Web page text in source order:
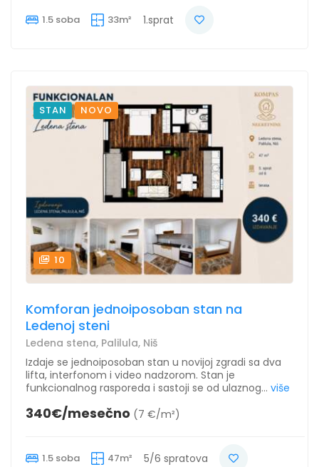
1.5 soba 33m² 1.sprat
STAN NOVO
10
Komforan jednoiposoban stan na
Ledenoj steni
Ledena stena, Palilula, Niš
Izdaje se jednoiposoban stan u novijoj zgradi sa dva
lifta, interfonom i video nadzorom. Stan je
funkcionalnog rasporeda i sastoji se od ulaznog... više
340€/mesečno (7 €/m²)
1.5 soba 47m² 5/6 spratova